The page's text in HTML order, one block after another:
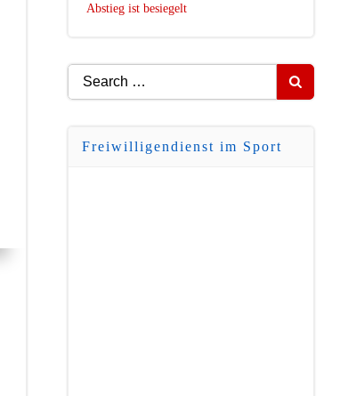
Abstieg ist besiegelt
Search
for:
Freiwilligendienst im Sport